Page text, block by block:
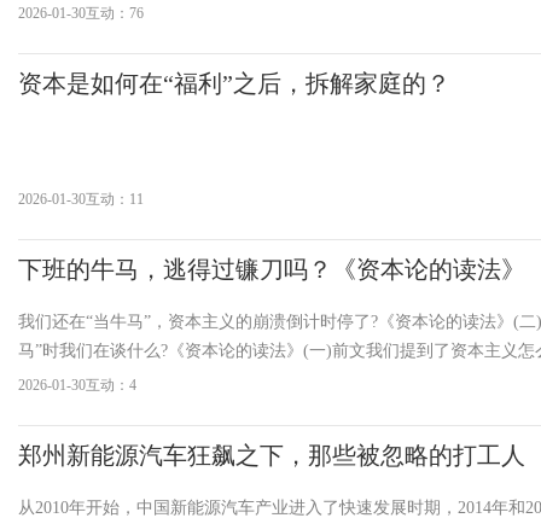
2026-01-30互动：76
资本是如何在“福利”之后，拆解家庭的？
2026-01-30互动：11
下班的牛马，逃得过镰刀吗？《资本论的读法》
我们还在“当牛马”，资本主义的崩溃倒计时停了?《资本论的读法》(二
马”时我们在谈什么?《资本论的读法》(一)前文我们提到了资本主义怎
成牛马，那么当我们下班开始个人生活时，我们能免于压榨么?生活中
2026-01-30互动：4
郑州新能源汽车狂飙之下，那些被忽略的打工人
从2010年开始，中国新能源汽车产业进入了快速发展时期，2014年和